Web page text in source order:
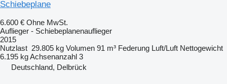
Schiebeplane
6.600 € Ohne MwSt.
Auflieger - Schiebeplanenauflieger
2015
Nutzlast 29.805 kg Volumen 91 m³ Federung Luft/Luft Nettogewicht
6.195 kgAchsenanzahl 3
Deutschland, Delbrück